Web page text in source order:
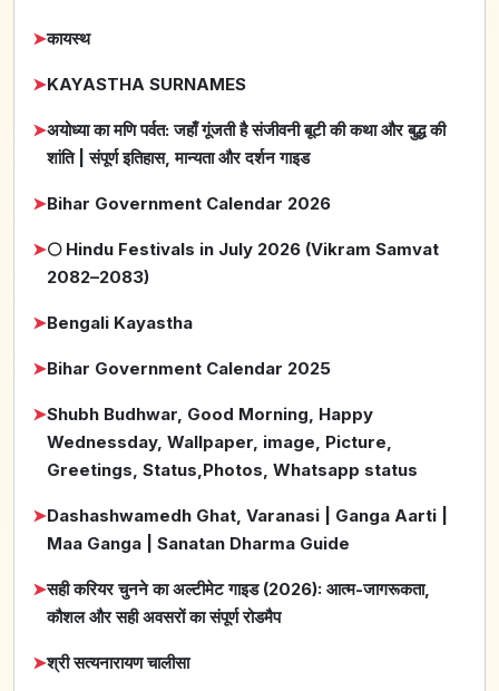
➤कायस्थ
➤KAYASTHA SURNAMES
➤अयोध्या का मणि पर्वत: जहाँ गूंजती है संजीवनी बूटी की कथा और बुद्ध की
शांति | संपूर्ण इतिहास, मान्यता और दर्शन गाइड
➤Bihar Government Calendar 2026
➤🌕 Hindu Festivals in July 2026 (Vikram Samvat
2082–2083)
➤Bengali Kayastha
➤Bihar Government Calendar 2025
➤Shubh Budhwar, Good Morning, Happy
Wednessday, Wallpaper, image, Picture,
Greetings, Status,Photos, Whatsapp status
➤Dashashwamedh Ghat, Varanasi | Ganga Aarti |
Maa Ganga | Sanatan Dharma Guide
➤सही करियर चुनने का अल्टीमेट गाइड (2026): आत्म-जागरूकता,
कौशल और सही अवसरों का संपूर्ण रोडमैप
➤श्री सत्यनारायण चालीसा